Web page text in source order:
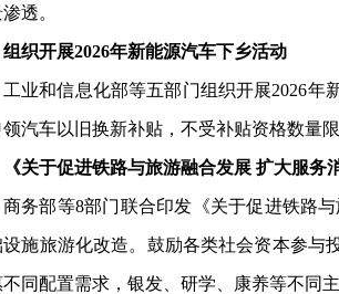
透。
组织开展2026年新能源汽车下乡活动
工业和信息化部等五部门组织开展2026
汽车以旧换新补贴，不受补贴资格数量限
《关于促进铁路与旅游融合发展 扩大服务
商务部等8部门联合印发《关于促进铁路
施旅游化改造。鼓励各类社会资本参与
同配置需求，银发、研学、康养等不同主